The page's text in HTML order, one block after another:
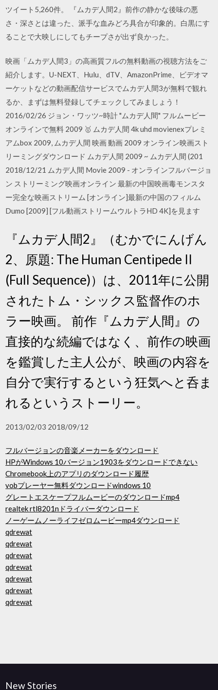
ツイート5,260件。 『ムカデ人間2』前作の静かな後味の悪
さ・深さとは違った、派手な血みどろ具合が印象的。白黒にす
ることで大映しにしてもチープさが出ず良かった。
映画「ムカデ人間3」の高画質フルの無料動画の視聴方法をご
紹介します。U-NEXT、Hulu、dTV、AmazonPrime、ビデオマ
ーケットなどの動画配信サービスでムカデ人間3が無料で観れ
るか、まずは無料登録してチェックしてみましょう！
2016/02/26 ジョン・ワッツ~時計 "ムカデ人間" フルムービー
オンラインで無料 2009 🥇 ムカデ人間 4k uhd movienexプレミ
アムbox 2009, ムカデ人間 映画 動画 2009 オンライン映画スト
リーミングダウンロード ムカデ人間 2009 ~ ムカデ人間 (201
2018/12/21 ムカデ人間 Movie 2009 - オンラインフルバージョ
ン ストリーミング映画オンライン 最新の中国映画毒モンスタ
ー完全な映画ストリーム [オンライン]最新の中国のフィルム
Dumo [2009] [フル動画ストリームウルトラHD 4K]を見ます
『ムカデ人間2』（むかでにんげん
2、原題: The Human Centipede II
(Full Sequence)）は、2011年に公開
されたトム・シックス監督作のホ
ラー映画。 前作『ムカデ人間』の
直接的な続編ではなく、前作の映画
を鑑賞した主人公が、映画の内容を
自分で実行するという狂気へと呑ま
れるというストーリー。
2013/02/03 2018/09/12
フルバージョンの音楽メーカーをダウンロード
HPがWindows 10バージョン1903をダウンロードできない
Chromebook上のアプリのダウンロード履歴
vobプレーヤー無料ダウンロードwindows 10
グレートエスケープフルムービーのダウンロードmp4
realtek rtl8201nドライバーダウンロード
ノーゲームノーライフゼロムービーmp4ダウンロード
qdrewat
qdrewat
qdrewat
qdrewat
qdrewat
qdrewat
qdrewat
New Stories